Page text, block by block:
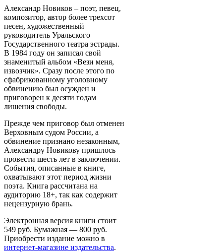
Александр Новиков – поэт, певец,
композитор, автор более трехсот
песен, художественный
руководитель Уральского
Государственного театра эстрады.
В 1984 году он записал свой
знаменитый альбом «Вези меня,
извозчик». Сразу после этого по
сфабрикованному уголовному
обвинению был осужден и
приговорен к десяти годам
лишения свободы.
Прежде чем приговор был отменен
Верховным судом России, а
обвинение признано незаконным,
Александру Новикову пришлось
провести шесть лет в заключении.
События, описанные в книге,
охватывают этот период жизни
поэта. Книга рассчитана на
аудиторию 18+, так как содержит
нецензурную брань.
Электронная версия книги стоит
549 руб. Бумажная — 800 руб.
Приобрести издание можно в
интернет-магазине издательства.